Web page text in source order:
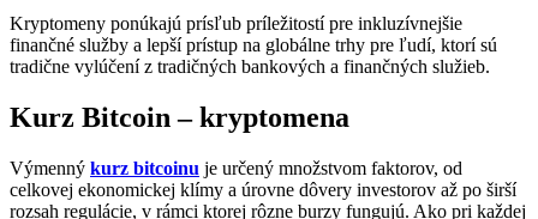
Kryptomeny ponúkajú prísľub príležitostí pre inkluzívnejšie
finančné služby a lepší prístup na globálne trhy pre ľudí, ktorí sú
tradične vylúčení z tradičných bankových a finančných služieb.
Kurz Bitcoin – kryptomena
Výmenný kurz bitcoinu je určený množstvom faktorov, od
celkovej ekonomickej klímy a úrovne dôvery investorov až po širší
rozsah regulácie, v rámci ktorej rôzne burzy fungujú. Ako pri každej